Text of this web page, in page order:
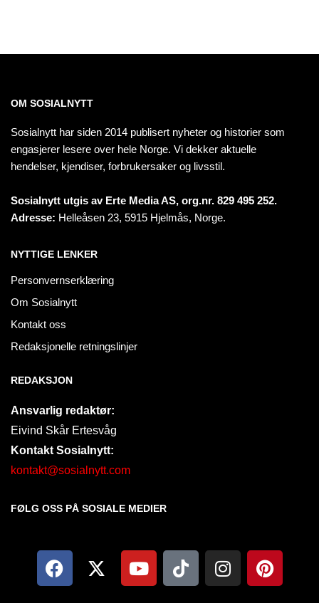
OM SOSIALNYTT
Sosialnytt har siden 2014 publisert nyheter og historier som
engasjerer lesere over hele Norge. Vi dekker aktuelle
hendelser, kjendiser, forbrukersaker og livsstil.
Sosialnytt utgis av Erte Media AS, org.nr. 829 495 252.
Adresse: Helleåsen 23, 5915 Hjelmås, Norge.
NYTTIGE LENKER
Personvernserklæring
Om Sosialnytt
Kontakt oss
Redaksjonelle retningslinjer
REDAKSJON
Ansvarlig redaktør:
Eivind Skår Ertesvåg
Kontakt Sosialnytt:
kontakt@sosialnytt.com
FØLG OSS PÅ SOSIALE MEDIER​